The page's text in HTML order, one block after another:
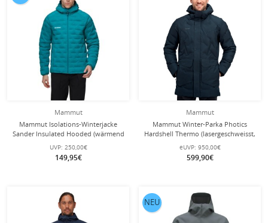
Mammut
Mammut Isolations-Winterjacke
Sander Insulated Hooded (wärmend
dank Kunstfaserfüllung) tealblau
Herren
UVP: 250,00€
149,95€
Mammut
Mammut Winter-Parka Photics
Hardshell Thermo (lasergeschweisst,
wasserdicht, Daunenjacke)
marineblau Herren
eUVP: 950,00€
599,90€
NEU